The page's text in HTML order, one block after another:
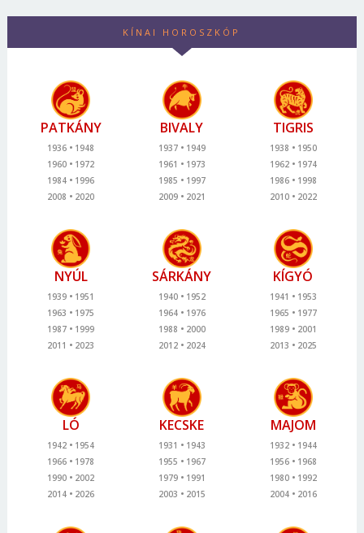
KÍNAI HOROSZKÓP
PATKÁNY
1936
1948
1960
1972
1984
1996
2008
2020
BIVALY
1937
1949
1961
1973
1985
1997
2009
2021
TIGRIS
1938
1950
1962
1974
1986
1998
2010
2022
NYÚL
1939
1951
1963
1975
1987
1999
2011
2023
SÁRKÁNY
1940
1952
1964
1976
1988
2000
2012
2024
KÍGYÓ
1941
1953
1965
1977
1989
2001
2013
2025
LÓ
1942
1954
1966
1978
1990
2002
2014
2026
KECSKE
1931
1943
1955
1967
1979
1991
2003
2015
MAJOM
1932
1944
1956
1968
1980
1992
2004
2016